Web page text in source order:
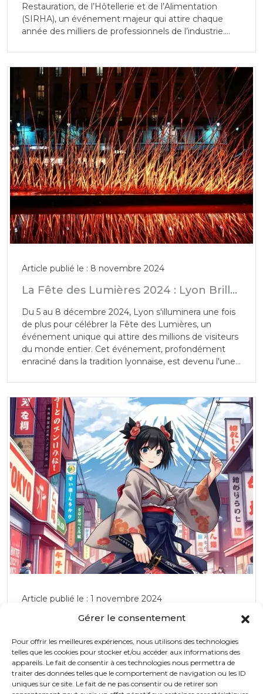
Gérer le consentement
Pour offrir les meilleures expériences, nous utilisons des technologies
telles que les cookies pour stocker et/ou accéder aux informations des
appareils. Le fait de consentir à ces technologies nous permettra de
traiter des données telles que le comportement de navigation ou les ID
uniques sur ce site. Le fait de ne pas consentir ou de retirer son
Restauration, de l’Hôtellerie et de l’Alimentation
(SIRHA), un événement majeur qui attire chaque
année des milliers de professionnels de l’industrie.
promet d’être un point de rencontre incontournable
pour les acteurs du secteur gastronomique et
hôtelier, offrant une plateforme exceptionnelle pour
découvrir les dernières tendances, innovations, et
produits.
Article publié le : 8 novembre 2024
La Fête des Lumières 2024 : Lyon Brille
Du 5 au 8 décembre 2024, Lyon s'illuminera une fois
de plus pour célébrer la Fête des Lumières, un
événement unique qui attire des millions de visiteurs
du monde entier. Cet événement, profondément
enraciné dans la tradition lyonnaise, est devenu l'une
emblématiques de la ville, transformant ses rues,
places et monuments en un tableau féérique de
lumières et de couleurs.
Article publié le : 1 novembre 2024
Japan Touch 2024 : Une Célébration
Lyon
Le 30 novembre et 1er décembre 2024, Lyon se
transformera en un véritable centre de célébration de
la culture japonaise avec la Japan Touch 2024,
l'événement incontournable pour tous les passionnés
de l’univers nippon. Ce salon exceptionnel, qui se